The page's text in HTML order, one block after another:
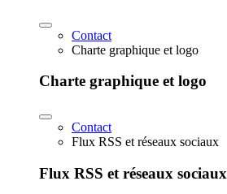
Contact
Charte graphique et logo
Charte graphique et logo
Contact
Flux RSS et réseaux sociaux
Flux RSS et réseaux sociaux